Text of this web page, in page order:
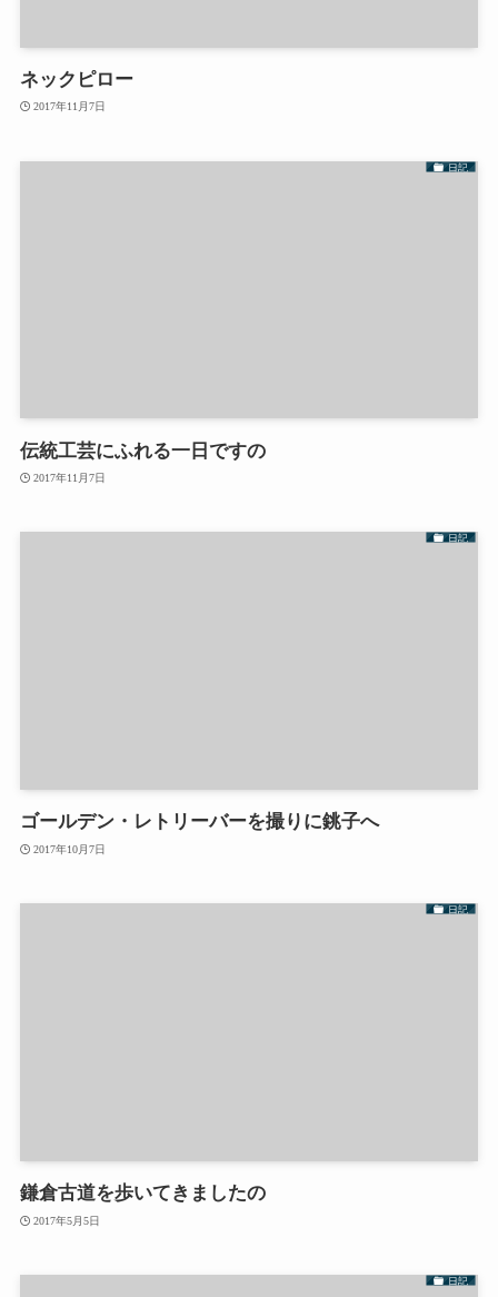
ネックピロー
2017年11月7日
日記
伝統工芸にふれる一日ですの
2017年11月7日
日記
ゴールデン・レトリーバーを撮りに銚子へ
2017年10月7日
日記
鎌倉古道を歩いてきましたの
2017年5月5日
日記